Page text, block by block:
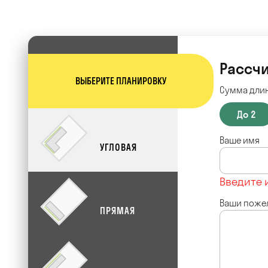
ВЫБЕРИТЕ ПЛАНИРОВКУ
УГЛОВАЯ
ПРЯМАЯ
Сумма
До 2
Ваше имя
Введите
Ваши